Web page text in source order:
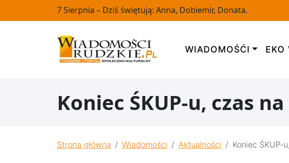
7 Sierpnia – Dziś świętują: Anna, Dobiemir, Donata.
WIADOMOŚĆI EKO
Koniec ŚKUP-u, czas
Strona główna Wiadomości Aktualności Koniec ŚKUP-